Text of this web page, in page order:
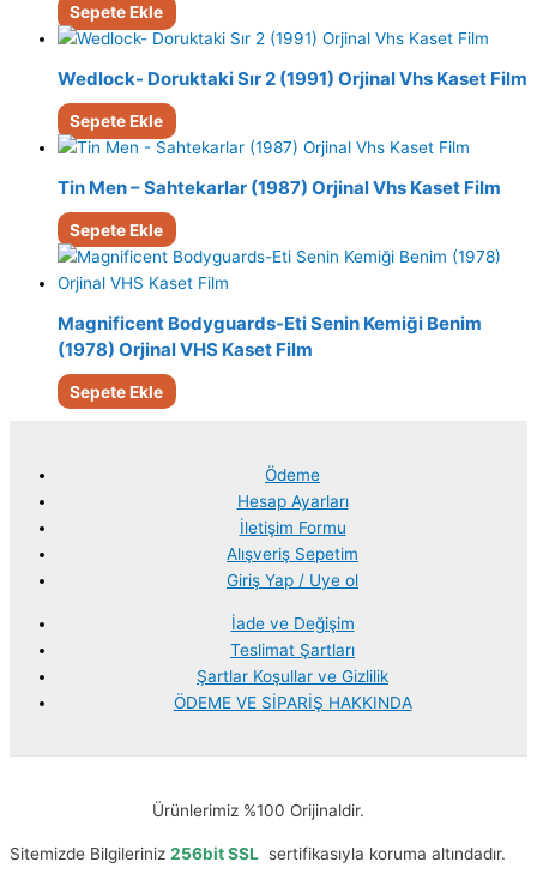
Sepete Ekle
Wedlock- Doruktaki Sır 2 (1991) Orjinal Vhs Kaset Film
Sepete Ekle
Tin Men – Sahtekarlar (1987) Orjinal Vhs Kaset Film
Sepete Ekle
Magnificent Bodyguards-Eti Senin Kemiği Benim
(1978) Orjinal VHS Kaset Film
Sepete Ekle
Ödeme
Hesap Ayarları
İletişim Formu
Alışveriş Sepetim
Giriş Yap / Uye ol
İade ve Değişim
Teslimat Şartları
Şartlar Koşullar ve Gizlilik
ÖDEME VE SİPARİŞ HAKKINDA
Ürünlerimiz %100 Orijinaldir.
Sitemizde Bilgileriniz 256bit SSL sertifikasıyla koruma altındadır.